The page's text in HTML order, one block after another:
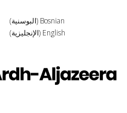
Bosnian
(البوسنية)
English
(الإنجليزية)